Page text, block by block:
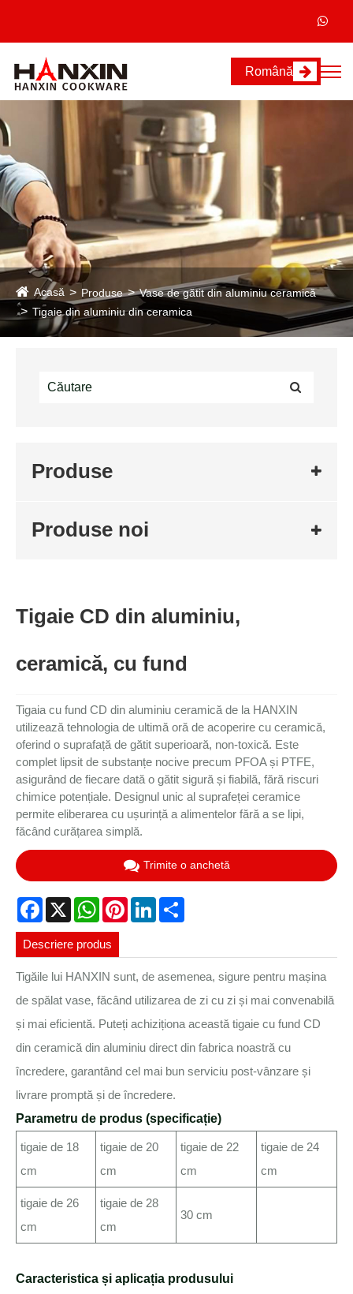
Română
Acasă Produse
Vase de gătit din aluminiu ceramică
Tigaie din aluminiu din ceramica
Produse
Produse noi
Tigaie CD din aluminiu,
ceramică, cu fund
Tigaia cu fund CD din aluminiu ceramică de la HANXIN
utilizează tehnologia de ultimă oră de acoperire cu ceramică,
oferind o suprafață de gătit superioară, non-toxică. Este
complet lipsit de substanțe nocive precum PFOA și PTFE,
asigurând de fiecare dată o gătit sigură și fiabilă, fără riscuri
chimice potențiale. Designul unic al suprafeței ceramice
permite eliberarea cu ușurință a alimentelor fără a se lipi,
făcând curățarea simplă.
Trimite o anchetă
Facebook
X WhatsAppPinterestLinkedIn
Descriere produs
Tigăile lui HANXIN sunt, de asemenea, sigure pentru mașina
de spălat vase, făcând utilizarea de zi cu zi și mai convenabilă
și mai eficientă. Puteți achiziționa această tigaie cu fund CD
din ceramică din aluminiu direct din fabrica noastră cu
încredere, garantând cel mai bun serviciu post-vânzare și
livrare promptă și de încredere.
Parametru de produs (specificație)
tigaie de 18
cm
tigaie de 20
cm
tigaie de 22
cm
tigaie de 24
cm
tigaie de 26
cm
tigaie de 28
cm
30 cm
Caracteristica și aplicația produsului